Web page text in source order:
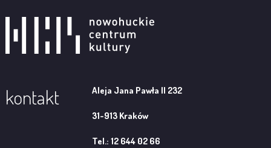
kontakt Aleja Jana Pawła II 232
31-913 Kraków
Tel.: 12 644 02 66